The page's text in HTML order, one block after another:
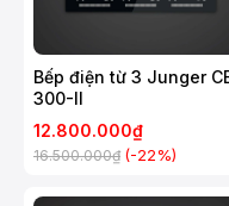
Bếp điện từ 3 Junger
300-II
12.800.000₫
16.500.000₫ (-22%)